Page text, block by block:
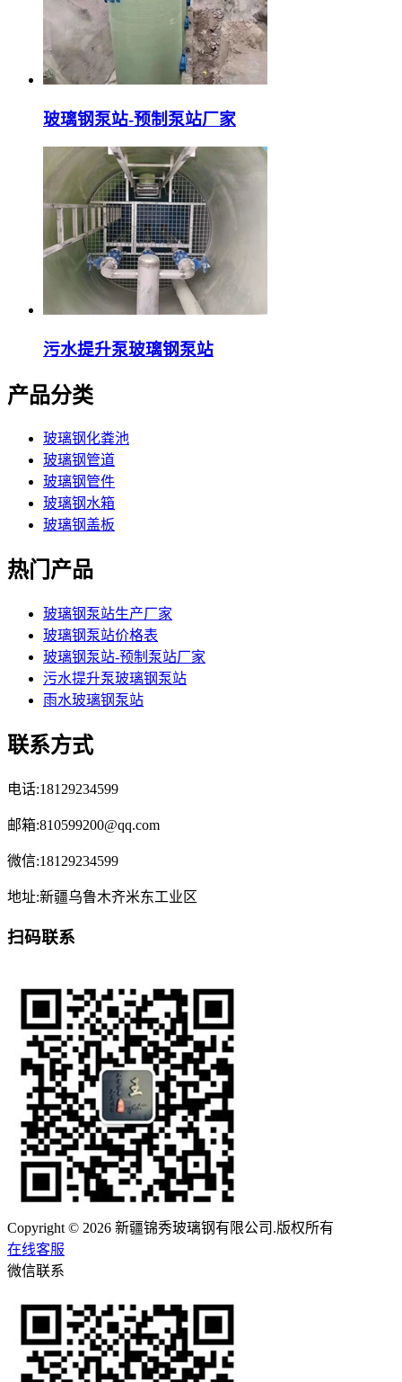
玻璃钢泵站-预制泵站厂家
污水提升泵玻璃钢泵站
产品分类
玻璃钢化粪池
玻璃钢管道
玻璃钢管件
玻璃钢水箱
玻璃钢盖板
热门产品
玻璃钢泵站生产厂家
玻璃钢泵站价格表
玻璃钢泵站-预制泵站厂家
污水提升泵玻璃钢泵站
雨水玻璃钢泵站
联系方式
电话:18129234599
邮箱:810599200@qq.com
微信:18129234599
地址:新疆乌鲁木齐米东工业区
扫码联系
Copyright © 2026 新疆锦秀玻璃钢有限公司.版权所有
在线客服
微信联系